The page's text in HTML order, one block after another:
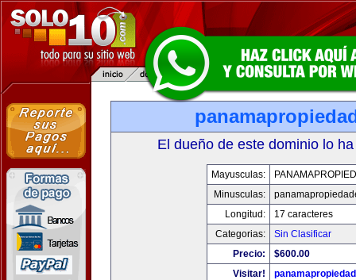
El dueño de este dominio lo
Mayusculas:
Minusculas:
Longitud:
17 caracteres
Categorias:
Sin Clasificar
Precio:
$600.00
Visitar!